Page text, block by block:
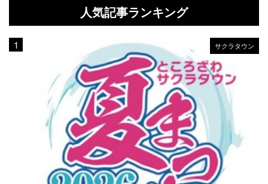
人気記事ランキング
サクラタウン